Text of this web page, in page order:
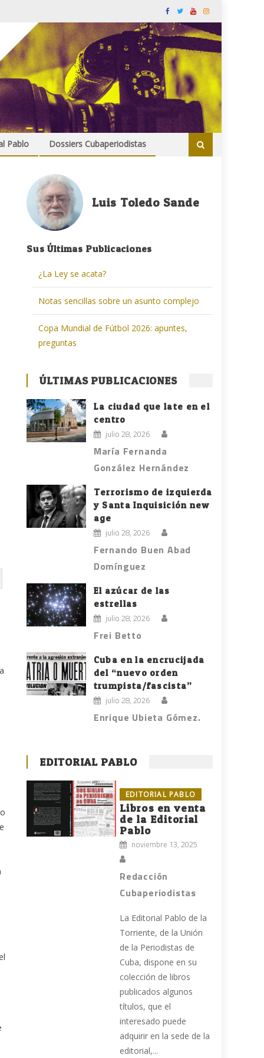
Pablo Dossiers Cubaperiodistas
Luis Toledo Sande
Sus Últimas Publicaciones
¿La Ley se acata?
Notas sencillas sobre un asunto complejo
Copa Mundial de Fútbol 2026: apuntes,
preguntas
ÚLTIMAS PUBLICACIONES
La ciudad que late en el
centro
julio 28, 2026
María Fernanda
González Hernández
Terrorismo de izquierda
y Santa Inquisición new
age
julio 28, 2026
Fernando Buen Abad
Domínguez
El azúcar de las
estrellas
julio 28, 2026
Frei Betto
Cuba en la encrucijada
del “nuevo orden
trumpista/fascista”
julio 28, 2026
Enrique Ubieta Gómez.
EDITORIAL PABLO
EDITORIAL PABLO
Libros en venta
de la Editorial
Pablo
noviembre 13, 2025
Redacción
Cubaperiodistas
La Editorial Pablo de la
Torriente, de la Unión
de la Periodistas de
Cuba, dispone en su
colección de libros
publicados algunos
títulos, que el
interesado puede
adquirir en la sede de la
editorial,...